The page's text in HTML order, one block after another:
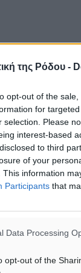
της Ρόδου -
opt-out of the
for
selection. Please
interest-based
to third
of your
This information
Participants that
Data Processing
opt-out of the
Η Δημοκρατική
όποια σχόλια
Χρήστες που
του σχολίου.